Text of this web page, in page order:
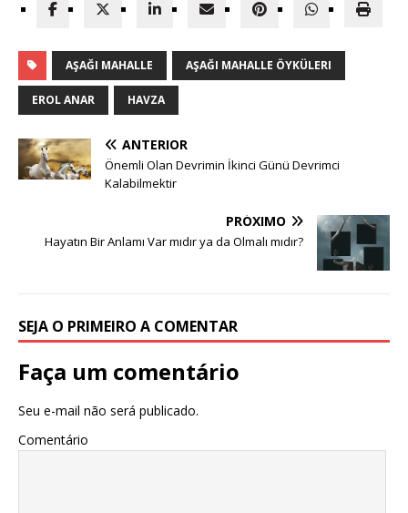
AŞAĞI MAHALLE AŞAĞI MAHALLE ÖYKÜLERI
EROL ANAR HAVZA
ANTERIOR
Önemli Olan Devrimin İkinci Günü Devrimci
Kalabilmektir
PRÓXIMO
Hayatın Bir Anlamı Var mıdır ya da Olmalı mıdır?
SEJA O PRIMEIRO A COMENTAR
Faça um comentário
Seu e-mail não será publicado.
Comentário